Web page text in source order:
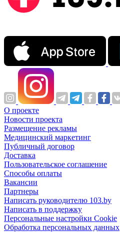
О проекте
Новости проекта
Размещение рекламы
Медицинский маркетинг
Публичный договор
Доставка
Пользовательское соглашение
Способы оплаты
Вакансии
Партнеры
Написать руководителю 103.by
Написать в поддержку
Персональные настройки Cookie
Обработка персональных данных